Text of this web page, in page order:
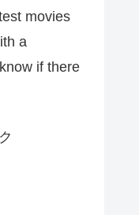
movies
a
if there